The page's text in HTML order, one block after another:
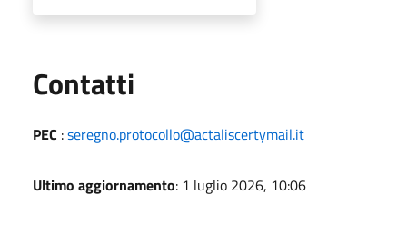
Contatti
PEC :seregno.protocollo@actaliscertymail.it
Ultimo aggiornamento: 1 luglio 2026, 10:06